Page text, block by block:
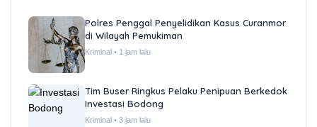
Pemerintah Daerah Dorong Peningkatan
Infrastruktur dan Pelayanan Publik
Tangerang Raya • 1 jam lalu
Pantau Wilayah Rawan Banjir, Petugas BPBD
Siagakan Personel di Titik Kritis
Tangerang Raya • 3 jam lalu